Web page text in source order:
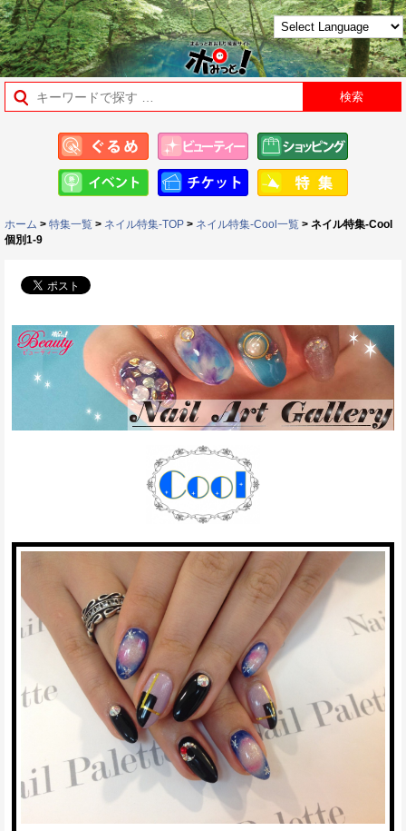
ホーム > 特集一覧 > ネイル特集-TOP > ネイル特集-Cool一覧 > ネイル特集-Cool
個別1-9